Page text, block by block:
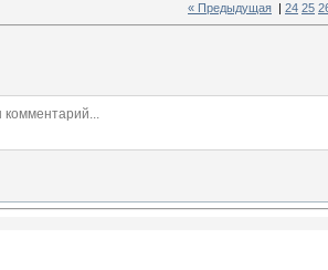
« Предыдущая 24 25